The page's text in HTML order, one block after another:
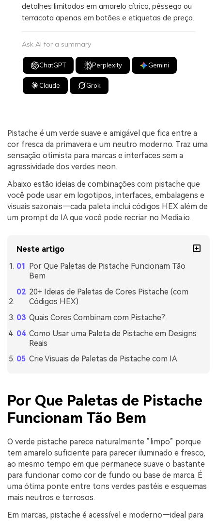
detalhes limitados em amarelo cítrico, pêssego ou
terracota apenas em botões e etiquetas de preço.
Ask AI for a summary
ChatGPT Perplexity Gemini
Claude Grok
Pistache é um verde suave e amigável que fica entre a
cor fresca da primavera e um neutro moderno. Traz uma
sensação otimista para marcas e interfaces sem a
agressividade dos verdes neon.
Abaixo estão ideias de combinações com pistache que
você pode usar em logotipos, interfaces, embalagens e
visuais sazonais—cada paleta inclui códigos HEX além de
um prompt de IA que você pode recriar no Media.io.
Neste artigo
Por Que Paletas de Pistache Funcionam Tão
Bem
20+ Ideias de Paletas de Cores Pistache (com
Códigos HEX)
Quais Cores Combinam com Pistache?
Como Usar uma Paleta de Pistache em Designs
Reais
Crie Visuais de Paletas de Pistache com IA
Por Que Paletas de Pistache
Funcionam Tão Bem
O verde pistache parece naturalmente “limpo” porque
tem amarelo suficiente para parecer iluminado e fresco,
ao mesmo tempo em que permanece suave o bastante
para funcionar como cor de fundo ou base de marca. É
uma ótima ponte entre tons verdes pastéis e esquemas
mais neutros e terrosos.
Em marcas, pistache é acessível e moderno—ideal para